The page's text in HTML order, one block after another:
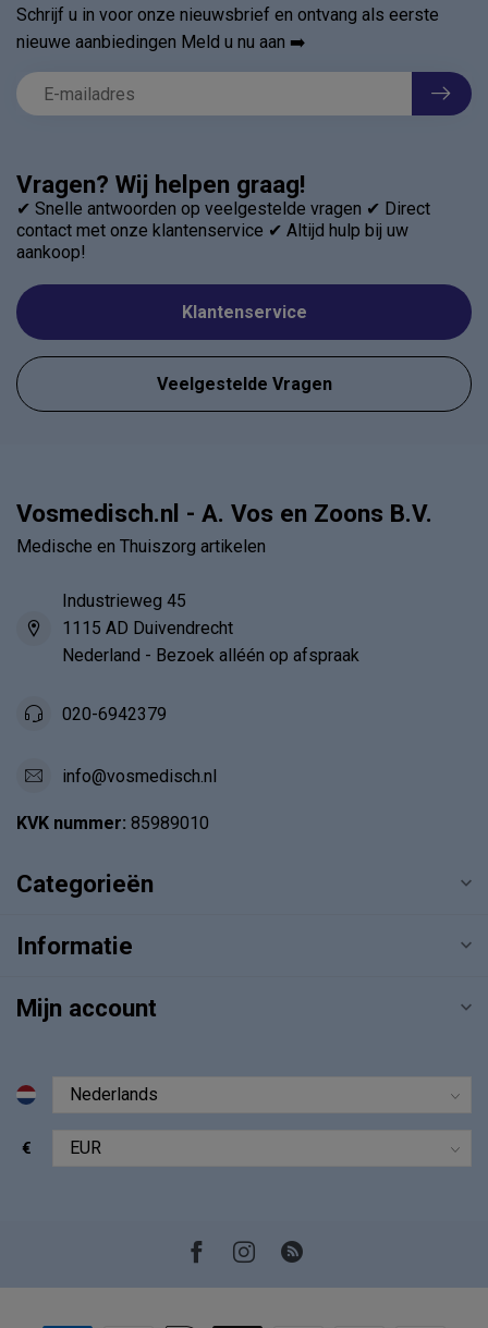
Vragen? Wij helpen graag!
✔ Snelle antwoorden op veelgestelde vragen ✔ Direct
contact met onze klantenservice ✔ Altijd hulp bij uw
aankoop!
Klantenservice
Veelgestelde Vragen
Schrijf u in voor onze nieuwsbrief en ontvang als eerste
nieuwe aanbiedingen Meld u nu aan ➡️
Vosmedisch.nl - A. Vos en Zoons B.V.
Medische en Thuiszorg artikelen
Industrieweg 45
1115 AD Duivendrecht
Nederland - Bezoek alléén op afspraak
020-6942379
info@vosmedisch.nl
KVK nummer: 85989010
Categorieën
Informatie
Mijn account
€